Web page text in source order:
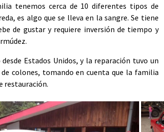
tenemos cerca de 10 diferentes tipos de
es algo que se lleva en la sangre. Se tiene
de gustar y requiere inversión de tiempo y
Estados Unidos, y la reparación tuvo un
colones, tomando en cuenta que la familia
restauración.